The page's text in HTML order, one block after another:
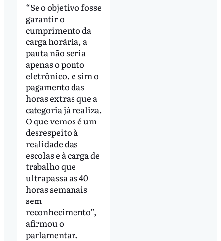
“Se o objetivo fosse
garantir o
cumprimento da
carga horária, a
pauta não seria
apenas o ponto
eletrônico, e sim o
pagamento das
horas extras que a
categoria já realiza.
O que vemos é um
desrespeito à
realidade das
escolas e à carga de
trabalho que
ultrapassa as 40
horas semanais
sem
reconhecimento”,
afirmou o
parlamentar.